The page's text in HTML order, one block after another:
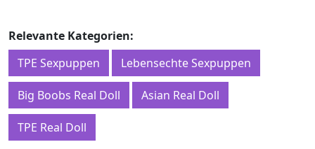
Relevante Kategorien:
TPE Sexpuppen
Lebensechte Sexpuppen
Big Boobs Real Doll Asian Real Doll
TPE Real Doll